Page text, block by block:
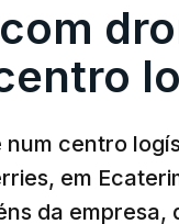
centro
em
da empresa,